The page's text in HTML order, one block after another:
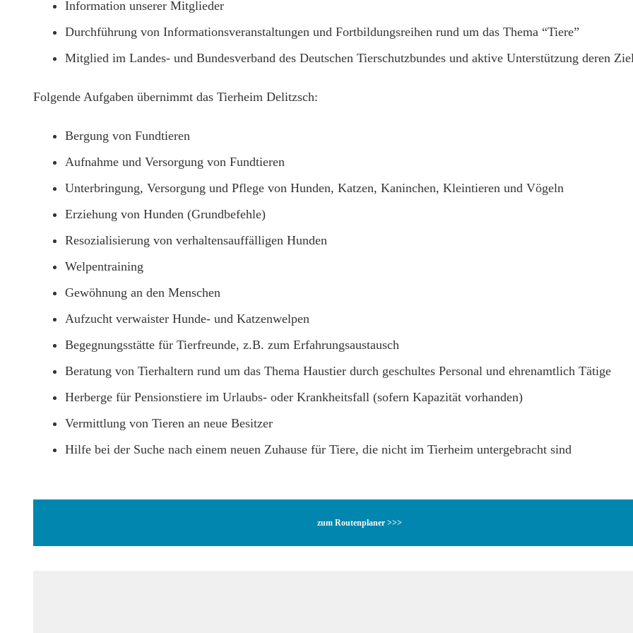
Information unserer Mitglieder
Durchführung von Informationsveranstaltungen und Fortbildungsreihen rund um das Thema “Tiere”
Mitglied im Landes- und Bundesverband des Deutschen Tierschutzbundes und aktive Unterstützung deren
Folgende Aufgaben übernimmt das Tierheim Delitzsch:
Bergung von Fundtieren
Aufnahme und Versorgung von Fundtieren
Unterbringung, Versorgung und Pflege von Hunden, Katzen, Kaninchen, Kleintieren und Vögeln
Erziehung von Hunden (Grundbefehle)
Resozialisierung von verhaltensauffälligen Hunden
Welpentraining
Gewöhnung an den Menschen
Aufzucht verwaister Hunde- und Katzenwelpen
Begegnungsstätte für Tierfreunde, z.B. zum Erfahrungsaustausch
Beratung von Tierhaltern rund um das Thema Haustier durch geschultes Personal und ehrenamtlich Tätige
Herberge für Pensionstiere im Urlaubs- oder Krankheitsfall (sofern Kapazität vorhanden)
Vermittlung von Tieren an neue Besitzer
Hilfe bei der Suche nach einem neuen Zuhause für Tiere, die nicht im Tierheim untergebracht sind
zum Routenplaner >>>